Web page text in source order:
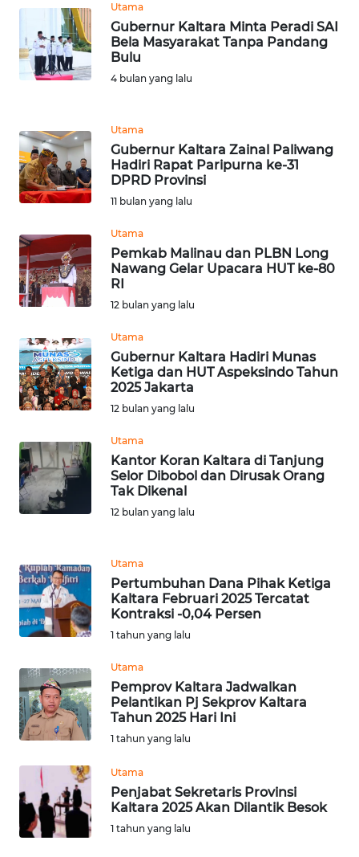
Utama
Gubernur Kaltara Minta Peradi SAI
Bela Masyarakat Tanpa Pandang
Bulu
4 bulan yang lalu
Utama
Gubernur Kaltara Zainal Paliwang
Hadiri Rapat Paripurna ke-31
DPRD Provinsi
11 bulan yang lalu
Utama
Pemkab Malinau dan PLBN Long
Nawang Gelar Upacara HUT ke-80
RI
12 bulan yang lalu
Utama
Gubernur Kaltara Hadiri Munas
Ketiga dan HUT Aspeksindo Tahun
2025 Jakarta
12 bulan yang lalu
Utama
Kantor Koran Kaltara di Tanjung
Selor Dibobol dan Dirusak Orang
Tak Dikenal
12 bulan yang lalu
Utama
Pertumbuhan Dana Pihak Ketiga
Kaltara Februari 2025 Tercatat
Kontraksi -0,04 Persen
1 tahun yang lalu
Utama
Pemprov Kaltara Jadwalkan
Pelantikan Pj Sekprov Kaltara
Tahun 2025 Hari Ini
1 tahun yang lalu
Utama
Penjabat Sekretaris Provinsi
Kaltara 2025 Akan Dilantik Besok
1 tahun yang lalu
PEDOMAN
MEDIA
SIBER
KARIR
DISCLAIMER
News
Regional
WN
WN
JAKARTA
WN
WN
BANTEN
WN
KEPRI
PAPUA
WN
PAPUA
BARAT
WN
RIAU